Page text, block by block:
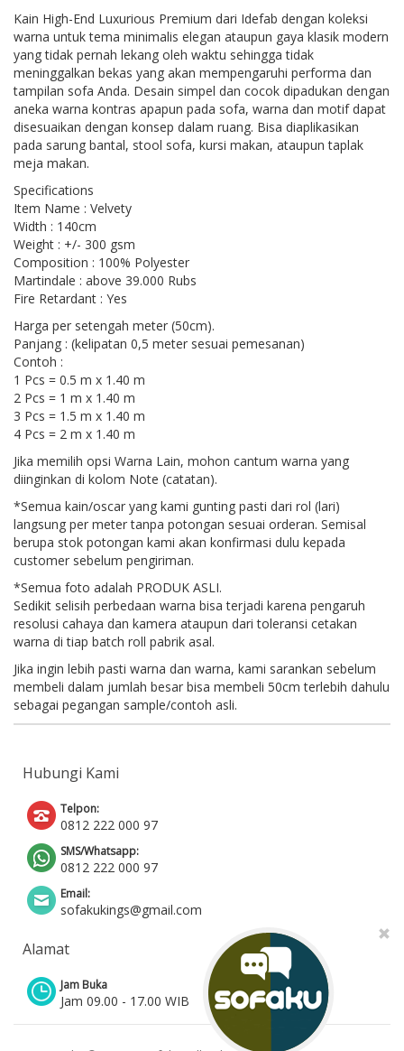
Kain High-End Luxurious Premium dari Idefab dengan koleksi
warna untuk tema minimalis elegan ataupun gaya klasik modern
yang tidak pernah lekang oleh waktu sehingga tidak
meninggalkan bekas yang akan mempengaruhi performa dan
tampilan sofa Anda. Desain simpel dan cocok dipadukan dengan
aneka warna kontras apapun pada sofa, warna dan motif dapat
disesuaikan dengan konsep dalam ruang. Bisa diaplikasikan
pada sarung bantal, stool sofa, kursi makan, ataupun taplak
meja makan.
Specifications
Item Name : Velvety
Width : 140cm
Weight : +/- 300 gsm
Composition : 100% Polyester
Martindale : above 39.000 Rubs
Fire Retardant : Yes
Harga per setengah meter (50cm).
Panjang : (kelipatan 0,5 meter sesuai pemesanan)
Contoh :
1 Pcs = 0.5 m x 1.40 m
2 Pcs = 1 m x 1.40 m
3 Pcs = 1.5 m x 1.40 m
4 Pcs = 2 m x 1.40 m
Jika memilih opsi Warna Lain, mohon cantum warna yang
diinginkan di kolom Note (catatan).
*Semua kain/oscar yang kami gunting pasti dari rol (lari)
langsung per meter tanpa potongan sesuai orderan. Semisal
berupa stok potongan kami akan konfirmasi dulu kepada
customer sebelum pengiriman.
*Semua foto adalah PRODUK ASLI.
Sedikit selisih perbedaan warna bisa terjadi karena pengaruh
resolusi cahaya dan kamera ataupun dari toleransi cetakan
warna di tiap batch roll pabrik asal.
Jika ingin lebih pasti warna dan warna, kami sarankan sebelum
membeli dalam jumlah besar bisa membeli 50cm terlebih dahulu
sebagai pegangan sample/contoh asli.
Hubungi Kami
Telpon:
0812 222 000 97
SMS/Whatsapp:
0812 222 000 97
Email:
sofakukings@gmail.com
Alamat
Jam Buka
Jam 09.00 - 17.00 WIB